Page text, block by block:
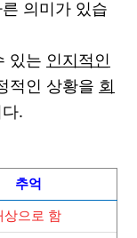
의미가 있습
있는 인지적인
적인 상황을 회
.
추억
상으로 함